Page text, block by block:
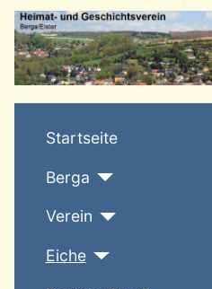
Startseite
Berga
Verein
Eiche